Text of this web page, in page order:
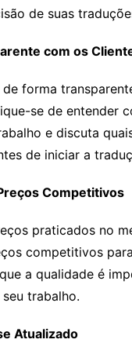
de suas
com os
forma
se de entender
e discuta
de iniciar a
Competitivos
praticados no
competitivos
a qualidade é
trabalho.
Atualizado